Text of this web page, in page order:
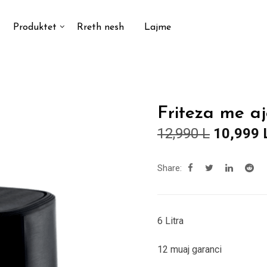
Produktet Rreth nesh Lajme
Friteza me
12,990L Çmimi
qe:
10,999
Share:
6 Litra
12 muaj garanci